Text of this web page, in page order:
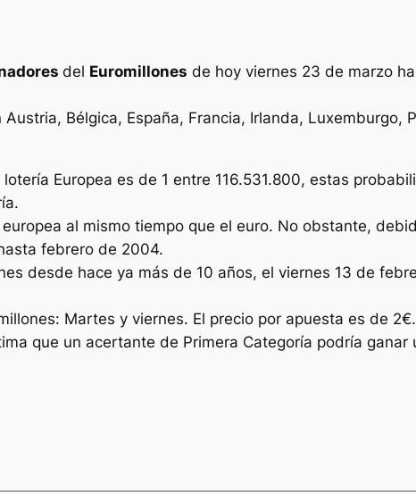
del Euromillones de hoy viernes 23 de marzo
Bélgica, España, Francia, Irlanda, Luxemburgo,
Europea es de 1 entre 116.531.800, estas
al mismo tiempo que el euro. No obstante,
febrero de 2004.
desde hace ya más de 10 años, el viernes 13 de
Martes y viernes. El precio por apuesta es de
que un acertante de Primera Categoría podría ganar